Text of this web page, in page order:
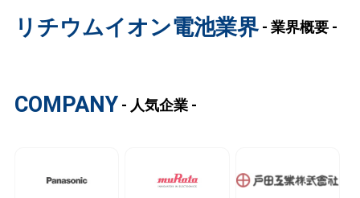
リチウムイオン電池業界 - 業界概要 -
COMPANY - 人気企業 -